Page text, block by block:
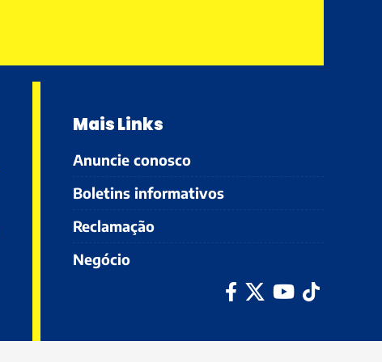
Mais Links
Anuncie conosco
Boletins informativos
Reclamação
Negócio